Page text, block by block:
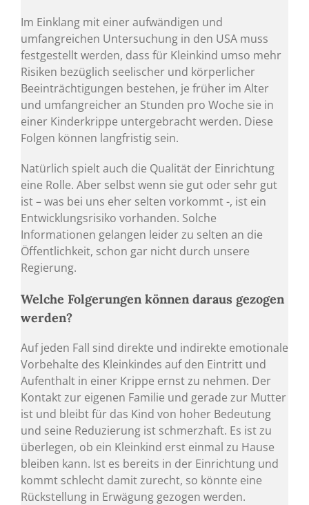
Im Einklang mit einer aufwändigen und
umfangreichen Untersuchung in den USA muss
festgestellt werden, dass für Kleinkind umso mehr
Risiken bezüglich seelischer und körperlicher
Beeinträchtigungen bestehen, je früher im Alter
und umfangreicher an Stunden pro Woche sie in
einer Kinderkrippe untergebracht werden. Diese
Folgen können langfristig sein.
Natürlich spielt auch die Qualität der Einrichtung
eine Rolle. Aber selbst wenn sie gut oder sehr gut
ist – was bei uns eher selten vorkommt -, ist ein
Entwicklungsrisiko vorhanden. Solche
Informationen gelangen leider zu selten an die
Öffentlichkeit, schon gar nicht durch unsere
Regierung.
Welche Folgerungen können daraus gezogen
werden?
Auf jeden Fall sind direkte und indirekte emotionale
Vorbehalte des Kleinkindes auf den Eintritt und
Aufenthalt in einer Krippe ernst zu nehmen. Der
Kontakt zur eigenen Familie und gerade zur Mutter
ist und bleibt für das Kind von hoher Bedeutung
und seine Reduzierung ist schmerzhaft. Es ist zu
überlegen, ob ein Kleinkind erst einmal zu Hause
bleiben kann. Ist es bereits in der Einrichtung und
kommt schlecht damit zurecht, so könnte eine
Rückstellung in Erwägung gezogen werden.